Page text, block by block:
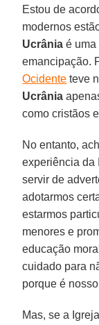
Estou de
modernos
Ucrânia é uma
emancipação.
Ocidente teve
Ucrânia
como cristãos
No entanto,
experiência da
servir de
adotarmos
estarmos
menores e
educação
cuidado para
porque é
Mas, se a